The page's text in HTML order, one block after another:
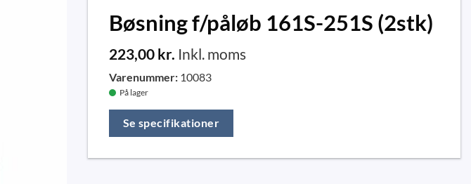
Bøsning f/påløb 161S-251S (2stk)
223,00 kr. Inkl. moms
Varenummer: 10083
På lager
Se specifikationer